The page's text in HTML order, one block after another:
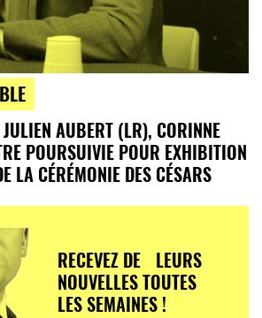
AUBERT (LR), CORINNE
POURSUIVIE POUR EXHIBITION
LA CÉRÉMONIE DES CÉSARS
RECEVEZ DE LEURS
NOUVELLES TOUTES
LES SEMAINES !